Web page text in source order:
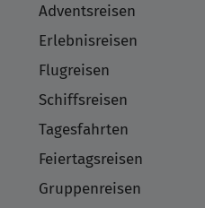
Adventsreisen
Erlebnisreisen
Flugreisen
Schiffsreisen
Tagesfahrten
Feiertagsreisen
Gruppenreisen